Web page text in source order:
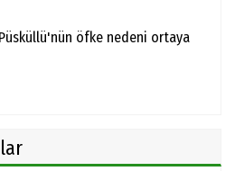
öfke nedeni ortaya